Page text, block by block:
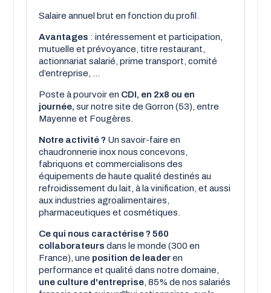
Salaire annuel brut en fonction du profil.
Avantages : intéressement et participation,
mutuelle et prévoyance, titre restaurant,
actionnariat salarié, prime transport, comité
d’entreprise, ...
Poste à pourvoir en CDI, en 2x8 ou en
journée, sur notre site de Gorron (53), entre
Mayenne et Fougères.
Notre activité ? Un savoir-faire en
chaudronnerie inox nous concevons,
fabriquons et commercialisons des
équipements de haute qualité destinés au
refroidissement du lait, à la vinification, et aussi
aux industries agroalimentaires,
pharmaceutiques et cosmétiques.
Ce qui nous caractérise ? 560
collaborateurs dans le monde (300 en
France), une position de leaderen
performance et qualité dans notre domaine,
une culture d'entreprise , 85% de nos salariés